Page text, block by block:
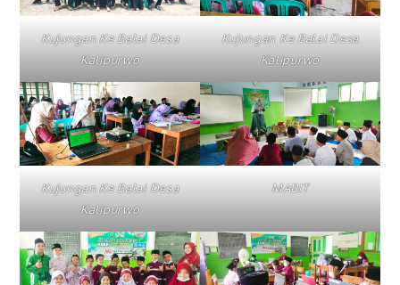
Kujungan Ke Balai Desa
Kalipurwo
Kujungan Ke Balai Desa
Kalipurwo
Kujungan Ke Balai Desa
Kalipurwo
MABIT